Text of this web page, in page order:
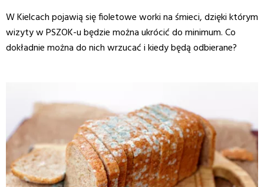
W Kielcach pojawią się fioletowe worki na śmieci, dzięki którym
wizyty w PSZOK-u będzie można ukrócić do minimum. Co
dokładnie można do nich wrzucać i kiedy będą odbierane?